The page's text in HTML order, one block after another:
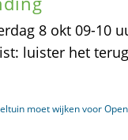
8 okt 09-10
luister het
moet wijken voor